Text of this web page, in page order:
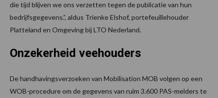
die tijd blijven we ons verzetten tegen de publicatie van hun
bedrijfsgegevens.”, aldus Trienke Elshof, portefeuillehouder
Platteland en Omgeving bij LTO Nederland.
Onzekerheid veehouders
De handhavingsverzoeken van Mobilisation MOB volgen op een
WOB-procedure om de gegevens van ruim 3.600 PAS-melders te